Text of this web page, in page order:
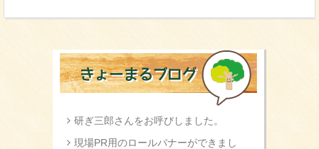
研ぎ三郎さんをお呼びしました。
現場PR用のロールバナーができまし